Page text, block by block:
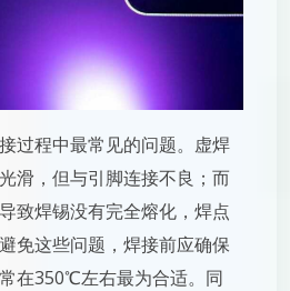
过程中最常见的问题。虚焊
滑，但与引脚连接不良；而
致焊锡没有完全熔化，焊点
免这些问题，焊接前应确保
在350℃左右最为合适。同